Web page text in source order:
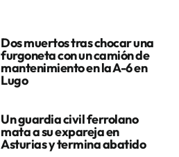
Dos muertos tras chocar una
furgoneta con un camión de
mantenimiento en la A-6 en
Lugo
Un guardia civil ferrolano
mata a su expareja en
Asturias y termina abatido